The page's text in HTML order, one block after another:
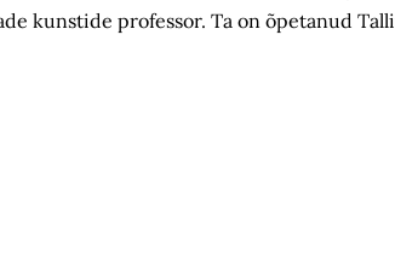
kunstide professor. Ta on õpetanud